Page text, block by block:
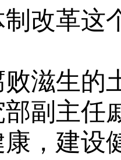
改革这
滋生的
部副主任
康，建